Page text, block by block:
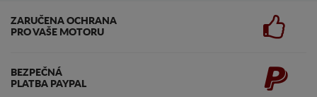
ZARUČENA OCHRANA
PRO VAŠE MOTORU
BEZPEČNÁ
PLATBA PAYPAL